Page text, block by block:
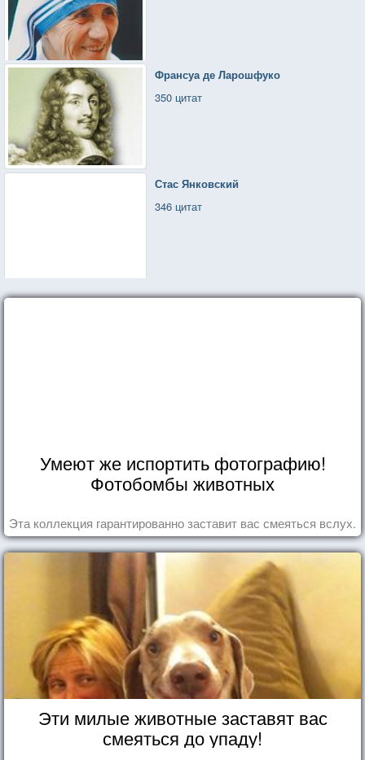
Франсуа де Ларошфуко
350 цитат
Стас Янковский
346 цитат
Умеют же испортить фотографию!
Фотобомбы животных
Эта коллекция гарантированно заставит вас смеяться вслух.
Эти милые животные заставят вас
смеяться до упаду!